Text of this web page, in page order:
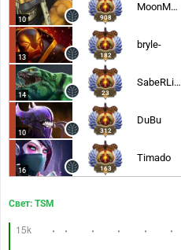
10 908
MoonMeander
13 182
bryle-
14 23
SabeRLight-
10 312
DuBu
16 163
Timado
Свет: TSM